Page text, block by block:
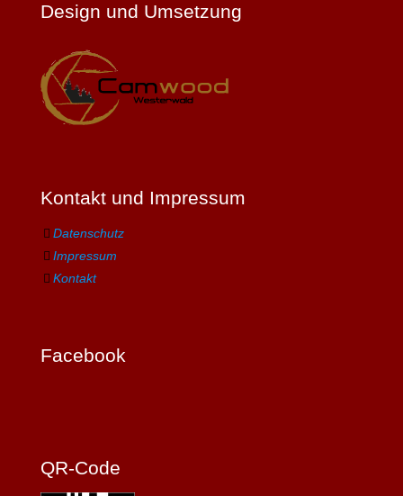
Design und Umsetzung
Kontakt und Impressum
Datenschutz
Impressum
Kontakt
Facebook
QR-Code